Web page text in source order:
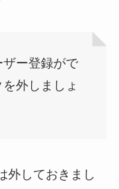
ザー登録がで
外しましょ
外しておきまし